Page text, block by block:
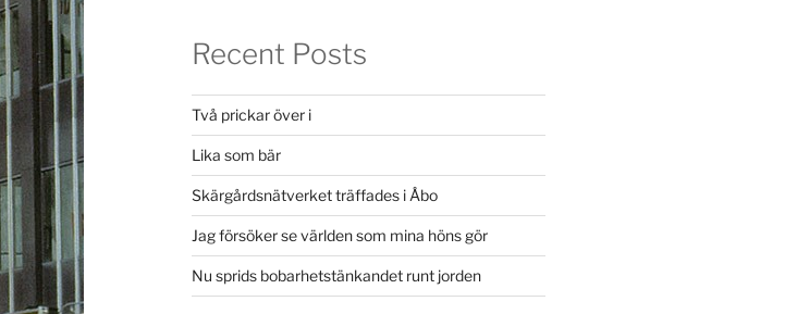
Recent Posts
Två prickar över i
Lika som bär
Skärgårdsnätverket träffades i Åbo
Jag försöker se världen som mina höns gör
Nu sprids bobarhetstänkandet runt jorden